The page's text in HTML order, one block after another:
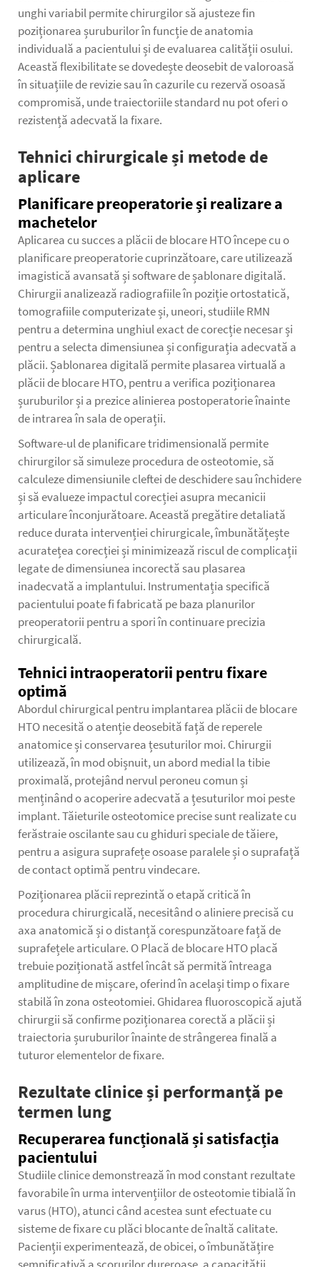
unghi variabil permite chirurgilor să ajusteze fin
poziționarea șuruburilor în funcție de anatomia
individuală a pacientului și de evaluarea calității osului.
Această flexibilitate se dovedește deosebit de valoroasă
în situațiile de revizie sau în cazurile cu rezervă osoasă
compromisă, unde traiectoriile standard nu pot oferi o
rezistență adecvată la fixare.
Tehnici chirurgicale și metode de
aplicare
Planificare preoperatorie și realizare a
machetelor
Aplicarea cu succes a plăcii de blocare HTO începe cu o
planificare preoperatorie cuprinzătoare, care utilizează
imagistică avansată și software de șablonare digitală.
Chirurgii analizează radiografiile în poziție ortostatică,
tomografiile computerizate și, uneori, studiile RMN
pentru a determina unghiul exact de corecție necesar și
pentru a selecta dimensiunea și configurația adecvată a
plăcii. Șablonarea digitală permite plasarea virtuală a
plăcii de blocare HTO, pentru a verifica poziționarea
șuruburilor și a prezice alinierea postoperatorie înainte
de intrarea în sala de operații.
Software-ul de planificare tridimensională permite
chirurgilor să simuleze procedura de osteotomie, să
calculeze dimensiunile cleftei de deschidere sau închidere
și să evalueze impactul corecției asupra mecanicii
articulare înconjurătoare. Această pregătire detaliată
reduce durata intervenției chirurgicale, îmbunătățește
acuratețea corecției și minimizează riscul de complicații
legate de dimensiunea incorectă sau plasarea
inadecvată a implantului. Instrumentația specifică
pacientului poate fi fabricată pe baza planurilor
preoperatorii pentru a spori în continuare precizia
chirurgicală.
Tehnici intraoperatorii pentru fixare
optimă
Abordul chirurgical pentru implantarea plăcii de blocare
HTO necesită o atenție deosebită față de reperele
anatomice și conservarea țesuturilor moi. Chirurgii
utilizează, în mod obișnuit, un abord medial la tibie
proximală, protejând nervul peroneu comun și
menținând o acoperire adecvată a țesuturilor moi peste
implant. Tăieturile osteotomice precise sunt realizate cu
ferăstraie oscilante sau cu ghiduri speciale de tăiere,
pentru a asigura suprafețe osoase paralele și o suprafață
de contact optimă pentru vindecare.
Poziționarea plăcii reprezintă o etapă critică în
procedura chirurgicală, necesitând o aliniere precisă cu
axa anatomică și o distanță corespunzătoare față de
suprafețele articulare. OPlacă de blocare HTOplacă
trebuie poziționată astfel încât să permită întreaga
amplitudine de mișcare, oferind în același timp o fixare
stabilă în zona osteotomiei. Ghidarea fluoroscopică ajută
chirurgii să confirme poziționarea corectă a plăcii și
traiectoria șuruburilor înainte de strângerea finală a
tuturor elementelor de fixare.
Rezultate clinice și performanță pe
termen lung
Recuperarea funcțională și satisfacția
pacientului
Studiile clinice demonstrează în mod constant rezultate
favorabile în urma intervențiilor de osteotomie tibială în
varus (HTO), atunci când acestea sunt efectuate cu
sisteme de fixare cu plăci blocante de înaltă calitate.
Pacienții experimentează, de obicei, o îmbunătățire